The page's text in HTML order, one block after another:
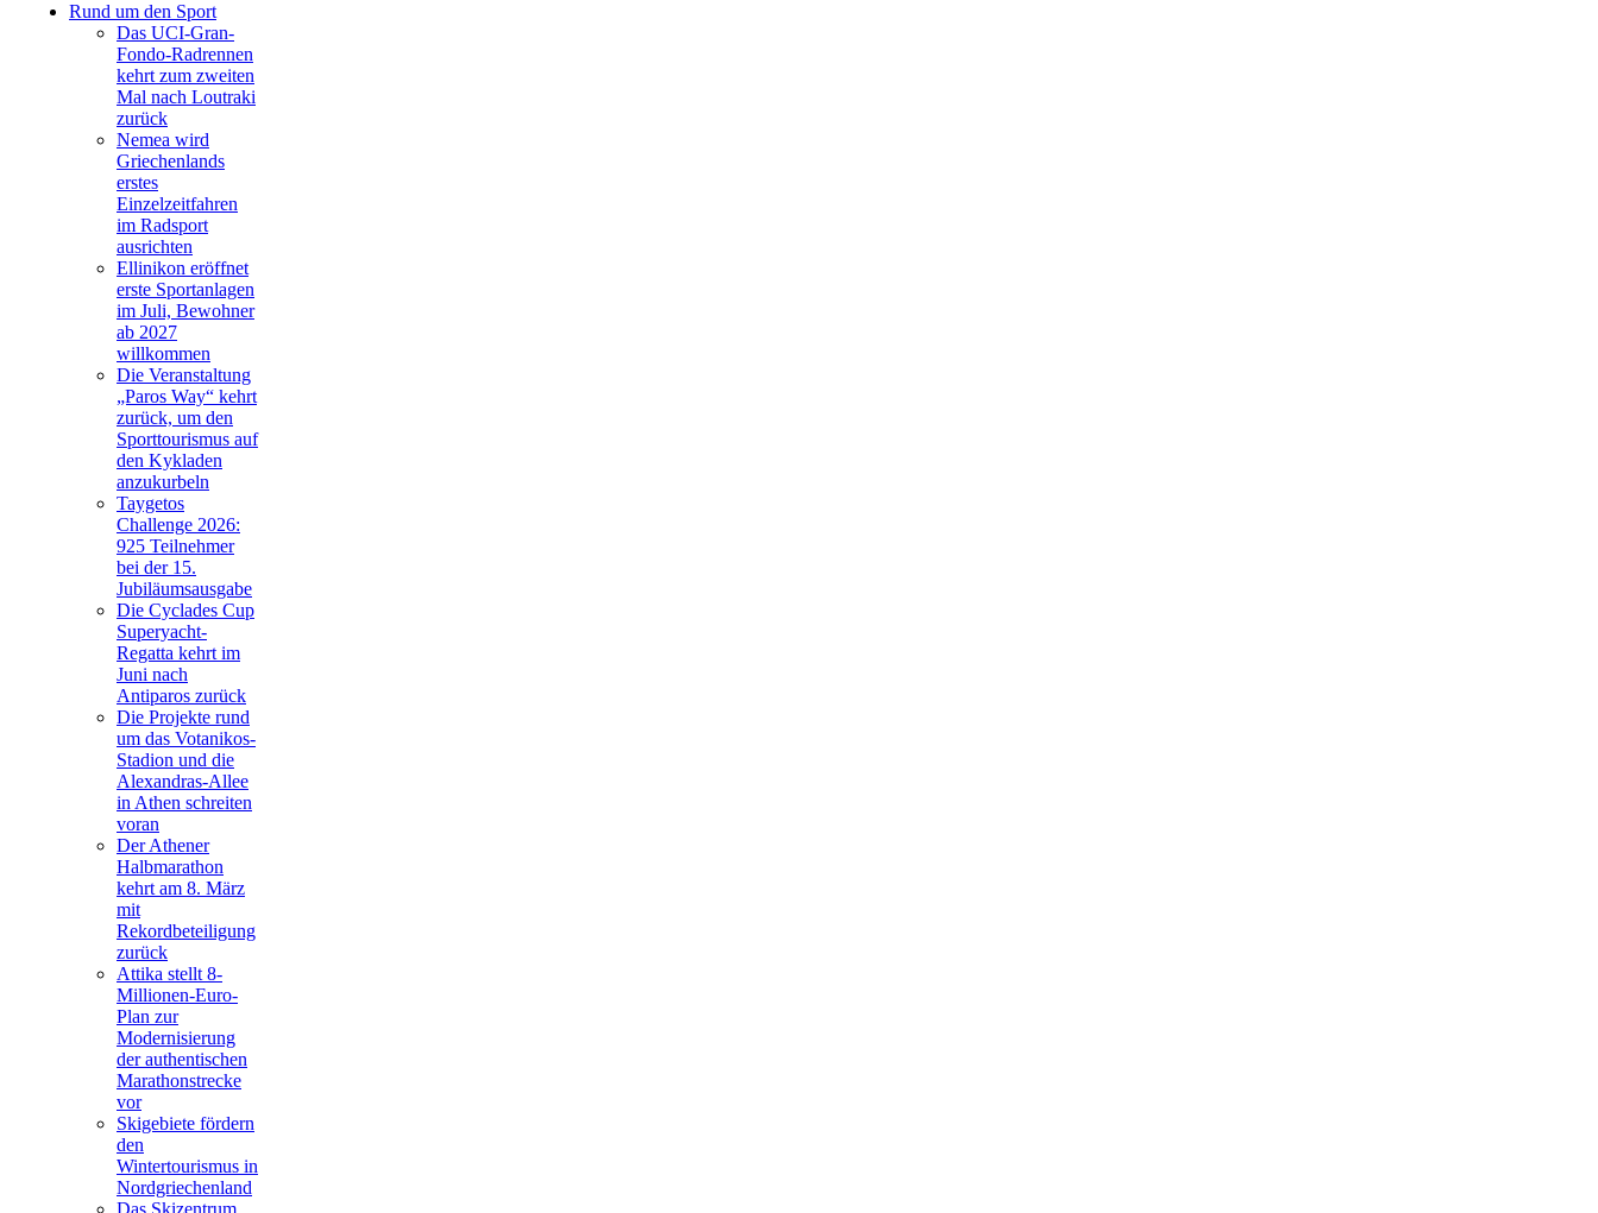
Rund um den Sport
Das UCI-Gran-
Fondo-Radrennen
kehrt zum zweiten
Mal nach Loutraki
zurück
Nemea wird
Griechenlands
erstes
Einzelzeitfahren
im Radsport
ausrichten
Ellinikon eröffnet
erste Sportanlagen
im Juli, Bewohner
ab 2027
willkommen
Die Veranstaltung
„Paros Way“ kehrt
zurück, um den
Sporttourismus auf
den Kykladen
anzukurbeln
Taygetos
Challenge 2026:
925 Teilnehmer
bei der 15.
Jubiläumsausgabe
Die Cyclades Cup
Superyacht-
Regatta kehrt im
Juni nach
Antiparos zurück
Die Projekte rund
um das Votanikos-
Stadion und die
Alexandras-Allee
in Athen schreiten
voran
Der Athener
Halbmarathon
kehrt am 8. März
mit
Rekordbeteiligung
zurück
Attika stellt 8-
Millionen-Euro-
Plan zur
Modernisierung
der authentischen
Marathonstrecke
vor
Skigebiete fördern
den
Wintertourismus in
Nordgriechenland
Das Skizentrum